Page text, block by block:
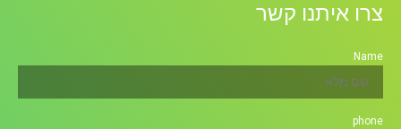
צרו איתנו קשר
Name
phone